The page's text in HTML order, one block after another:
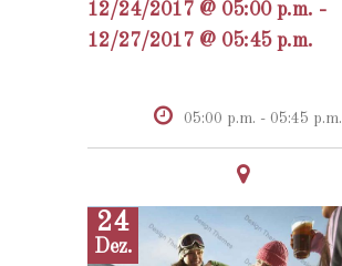
12/24/2017 @ 05:00 p.m. -
12/27/2017 @ 05:45 p.m.
24
Dez.
05:00 p.m. - 05:45 p.m.